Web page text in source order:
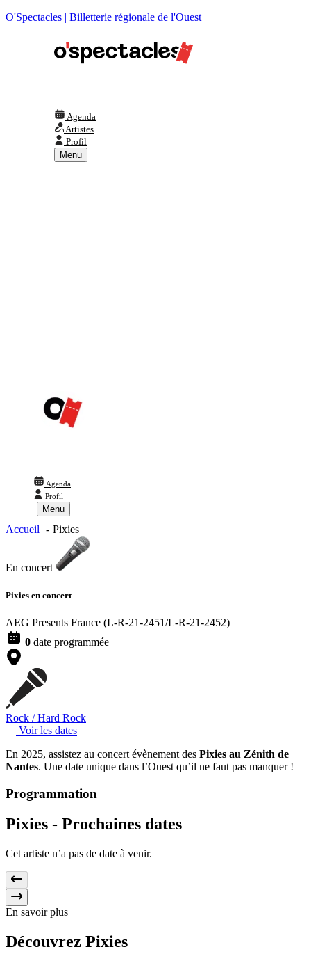
O'Spectacles | Billetterie régionale de l'Ouest
Agenda
Artistes
Profil
Menu
Agenda
Profil
Menu
Accueil Pixies
En concert
Pixies en concert
AEG Presents France (L-R-21-2451/L-R-21-2452)
0 date programmée
Rock / Hard Rock
Voir les dates
En 2025, assistez au concert évènement des Pixies au Zénith de
Nantes. Une date unique dans l’Ouest qu’il ne faut pas manquer !
Programmation
Pixies - Prochaines dates
Cet artiste n’a pas de date à venir.
En savoir plus
Découvrez Pixies